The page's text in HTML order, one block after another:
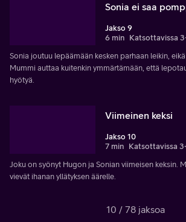
Sonia ei saa
Jakso 9
6 min Katsottavissa
Sonia joutuu lepäämään kesken parhaan leikin,
Mummi auttaa kuitenkin ymmärtämään, että
hyötyä.
Viimeinen keksi
Jakso 10
7 min Katsottavissa
Joku on syönyt Hugon ja Sonian viimeisen keksin.
vievät ihanan yllätyksen äärelle.
10 / 78 jaksoa